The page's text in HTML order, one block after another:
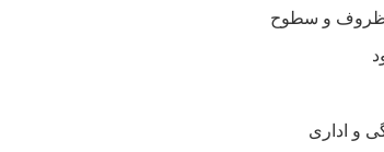
ظروف و سطوح